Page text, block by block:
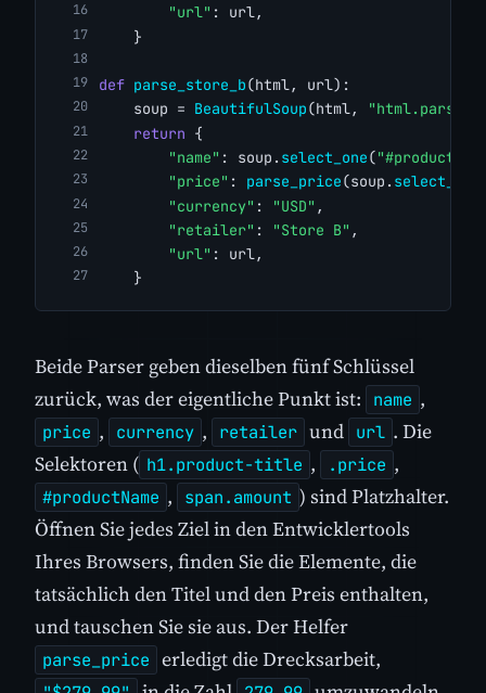
"url" : url,
    }
def parse_store_b(html, url):
    soup =
BeautifulSoup(html, "html.parser"
return {
"name" : soup. select_one(
"price" : parse_price(soup. select_one
"currency" : "USD" ,
"retailer" : "Store B" ,
"url" : url,
    }
Beide Parser geben dieselben fünf Schlüssel
zurück, was der eigentliche Punkt ist:
name ,
price , currency , retailer und url . Die
Selektoren ( h1.product-title , .price ,
#productName , span.amount ) sind Platzhalter.
Öffnen Sie jedes Ziel in den Entwicklertools
Ihres Browsers, finden Sie die Elemente, die
tatsächlich den Titel und den Preis enthalten,
und tauschen Sie sie aus. Der Helfer
parse_price erledigt die Drecksarbeit,